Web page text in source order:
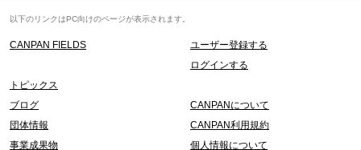
以下のリンクはPC向けのページが表示されます。
CANPAN FIELDS
ユーザー登録する
ログインする
トピックス
ブログ
団体情報
事業成果物
CANPANについて
CANPAN利用規約
個人情報について